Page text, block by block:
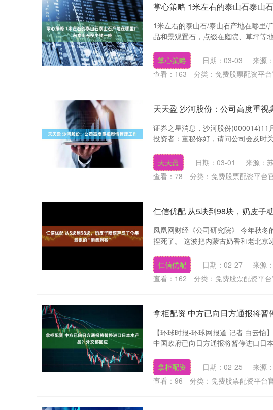
掌心策略 1米左右的泰山石泰山
1米左右的泰山石/泰山石产地在哪里/
品和景观置石，点缀在庭院、草坪等
掌心策略 日期：03-03
来源
查看： 163 分类： 免费股票配资平
天天盈 沙河股份：公司高度重视
证券之星消息，沙河股份(000014)11
投资者：董秘你好，请问公司会及时
天天盈 日期：03-01
来源：
查看： 78 分类： 免费股票配资平台
仁信优配 从5块到98块，奶皮子
凤凰网财经《公司研究院》 今年秋
捏死了。 这波把内蒙古奶香和老北
仁信优配 日期：02-27
来源
查看： 162 分类： 免费股票配资平
拿柜配资 中方已向日方通报将
【环球时报-环球网报道 记者 白云怡
中国政府已向日方通报将暂停进口日
拿柜配资 日期：02-25
来源
查看： 96 分类： 免费股票配资平台